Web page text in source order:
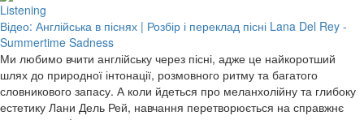
Listening
Відео: Англійська в піснях | Розбір і переклад пісні Lana Del Rey -
Summertime Sadness
Ми любимо вчити англійську через пісні, адже це найкоротший
шлях до природної інтонації, розмовного ритму та багатого
словникового запасу. А коли йдеться про меланхолійну та глибоку
естетику Лани Дель Рей, навчання перетворюється на справжнє